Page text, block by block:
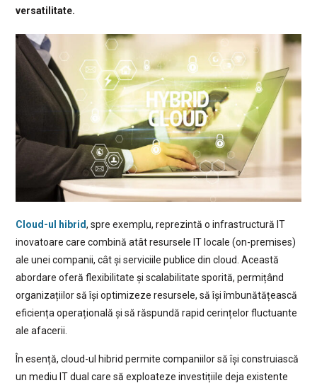
versatilitate.
Cloud-ul hibrid, spre exemplu, reprezintă o infrastructură IT
inovatoare care combină atât resursele IT locale (on-premises)
ale unei companii, cât și serviciile publice din cloud. Această
abordare oferă flexibilitate și scalabilitate sporită, permițând
organizațiilor să își optimizeze resursele, să își îmbunătățească
eficiența operațională și să răspundă rapid cerințelor fluctuante
ale afacerii.
În esență, cloud-ul hibrid permite companiilor să își construiască
un mediu IT dual care să exploateze investițiile deja existente